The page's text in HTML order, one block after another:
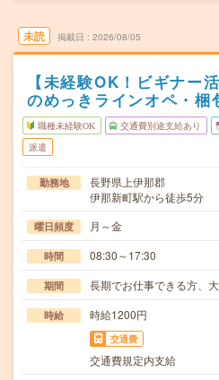
未読 掲載日 2026/08/05
【未経験OK！ビギナー
のめっきラインオペ・梱
職種未経験OK 交通費別途支給あり
派遣
勤務地
長野県上伊那郡
伊那新町駅から徒歩5分
曜日頻度 月～金
時間 08:30～17:30
期間 長期でお仕事できる方、大
時給 時給1200円
交通費
交通費規定内支給